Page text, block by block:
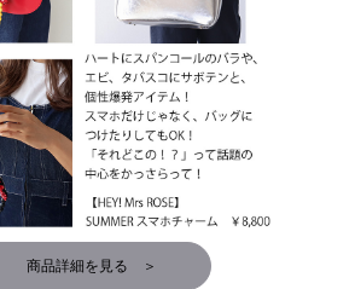
商品詳細を見る ＞